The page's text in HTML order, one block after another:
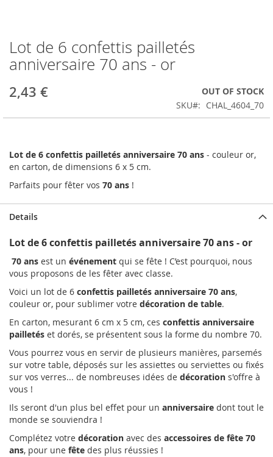
Skip
to
the
of
images
Lot de 6 confettis pailletés
anniversaire 70 ans - or
2,43 €
OUT OF STOCK
SKU
CHAL_4604_70
Lot de 6 confettis pailletés anniversaire 70 ans - couleur or,
en carton, de dimensions 6 x 5 cm.
Parfaits pour fêter vos 70 ans !
Details
Lot de 6 confettis pailletés anniversaire 70 ans - or
70 ans est un événement qui se fête ! C’est pourquoi, nous
vous proposons de les fêter avec classe.
Voici un lot de 6 confettis pailletés anniversaire 70 ans,
couleur or, pour sublimer votre décoration de table.
En carton, mesurant 6 cm x 5 cm, ces confettis anniversaire
pailletés et dorés, se présentent sous la forme du nombre 70.
Vous pourrez vous en servir de plusieurs manières, parsemés
sur votre table, déposés sur les assiettes ou serviettes ou fixés
sur vos verres... de nombreuses idées de décoration s'offre à
vous !
Ils seront d'un plus bel effet pour un anniversaire dont tout le
monde se souviendra !
Complétez votre décoration avec des accessoires de fête 70
ans, pour une fête des plus réussies !